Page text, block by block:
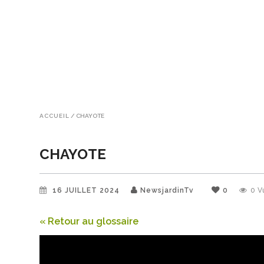
ACCUEIL / CHAYOTE
CHAYOTE
16 JUILLET 2024 NewsjardinTv 0 0
« Retour au glossaire